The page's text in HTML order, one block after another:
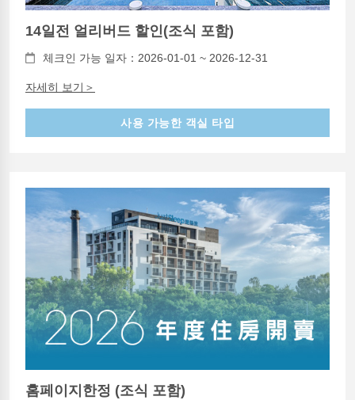
14일전 얼리버드 할인(조식 포함)
체크인 가능 일자：2026-01-01 ~ 2026-12-31
자세히 보기＞
사용 가능한 객실 타입
홈페이지한정 (조식 포함)